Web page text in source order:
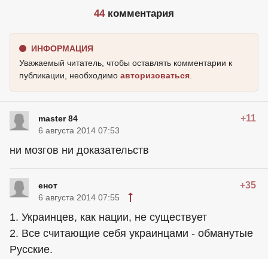
44комментария
ИНФОРМАЦИЯ
Уважаемый читатель, чтобы оставлять комментарии к
публикации, необходимо авторизоваться
master 84 +11
6 августа 2014 07:53
ни мозгов ни доказательств
енот +35
6 августа 2014 07:55
1. Украинцев, как нации, не существует
2. Все считающие себя украинцами - обманутые
Русские.